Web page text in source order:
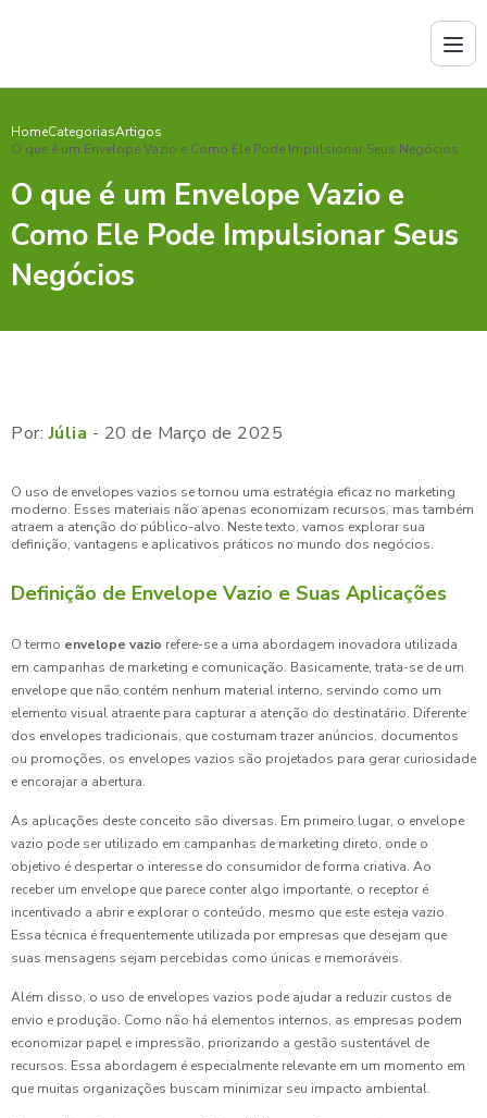
HomeCategoriasArtigos
O que é um Envelope Vazio e Como Ele Pode Impulsionar Seus Negócios
O que é um Envelope Vazio e
Como Ele Pode Impulsionar Seus
Negócios
Por:Júlia - 20 de Março de 2025
O uso de envelopes vazios se tornou uma estratégia eficaz no marketing
moderno. Esses materiais não apenas economizam recursos, mas também
atraem a atenção do público-alvo. Neste texto, vamos explorar sua
definição, vantagens e aplicativos práticos no mundo dos negócios.
Definição de Envelope Vazio e Suas Aplicações
O termo envelope vazio refere-se a uma abordagem inovadora utilizada
em campanhas de marketing e comunicação. Basicamente, trata-se de um
envelope que não contém nenhum material interno, servindo como um
elemento visual atraente para capturar a atenção do destinatário. Diferente
dos envelopes tradicionais, que costumam trazer anúncios, documentos
ou promoções, os envelopes vazios são projetados para gerar curiosidade
e encorajar a abertura.
As aplicações deste conceito são diversas. Em primeiro lugar, o envelope
vazio pode ser utilizado em campanhas de marketing direto, onde o
objetivo é despertar o interesse do consumidor de forma criativa. Ao
receber um envelope que parece conter algo importante, o receptor é
incentivado a abrir e explorar o conteúdo, mesmo que este esteja vazio.
Essa técnica é frequentemente utilizada por empresas que desejam que
suas mensagens sejam percebidas como únicas e memoráveis.
Além disso, o uso de envelopes vazios pode ajudar a reduzir custos de
envio e produção. Como não há elementos internos, as empresas podem
economizar papel e impressão, priorizando a gestão sustentável de
recursos. Essa abordagem é especialmente relevante em um momento em
que muitas organizações buscam minimizar seu impacto ambiental.